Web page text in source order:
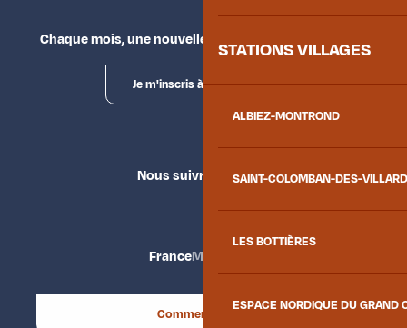
STATIONS VILLAGES
ALBIEZ-MONTROND
SAINT-COLOMBAN-DES-
LES BOTTIÈRES
ESPACE NORDIQUE DU GRAND
Chaque mois, une nouvelle façon d'explorer la vallée.
Je m'inscris à la newsletter
Nous suivre
FranceMaurienne
Comment venir ?